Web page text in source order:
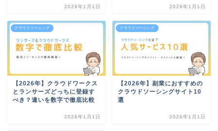
2026年1月1日 2026年1月1日
クラウドソーシング
【2026年】クラウドワークス
とランサーズどっちに登録す
べき？違いを数字で徹底比較
2026年1月1日
クラウドソーシング
【2026年】副業におすすめの
クラウドソーシングサイト10
選
2026年1月1日